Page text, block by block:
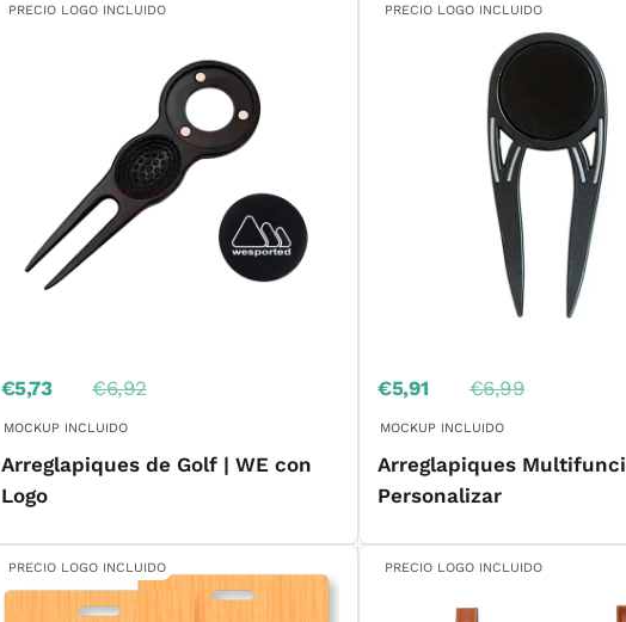
Precio
venta
€5,73
Precio
€6,92
MOCKUP INCLUIDO
Arreglapiques de Golf | WE con
Logo
PRECIO LOGO INCLUIDO
Precio
venta
€5,91
Precio
€6,99
MOCKUP INCLUIDO
Arreglapiques
Personalizar
PRECIO LOGO INCLUIDO
PRECIO LOGO INCLUIDO PRECIO LOGO INCLUIDO